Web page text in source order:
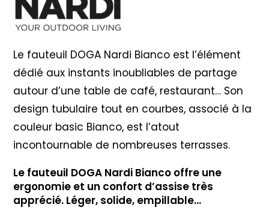
Le fauteuil DOGA Nardi Bianco est l’élément
dédié aux instants inoubliables de partage
autour d’une table de café, restaurant… Son
design tubulaire tout en courbes, associé à la
couleur basic Bianco, est l’atout
incontournable de nombreuses terrasses.
Le fauteuil DOGA Nardi Bianco offre une
ergonomie et un confort d’assise très
apprécié. Léger, solide, empillable…